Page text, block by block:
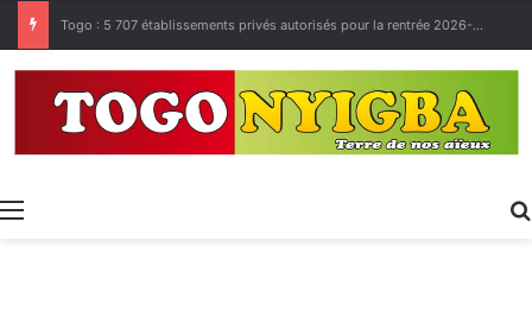
Made in Togo 2026 : un bilan positif qui prépare le terrain pour la Foire Internationale de Lomé
Menu